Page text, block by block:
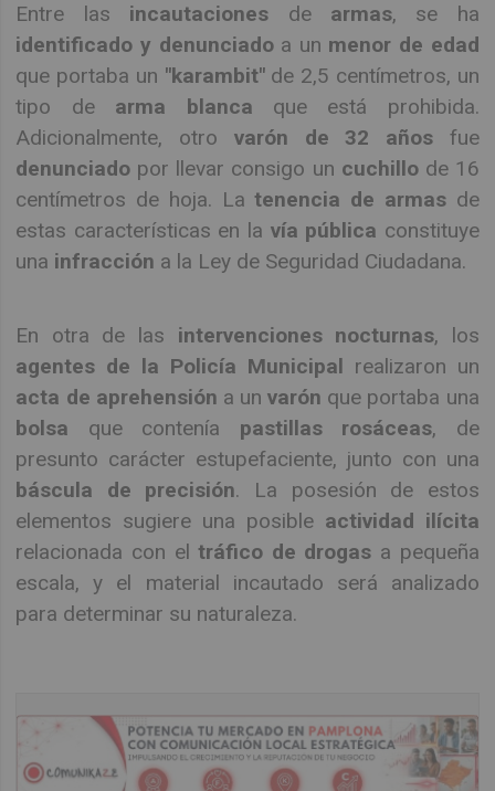
Entre las incautaciones de armas, se ha
identificado y denunciadoa un menor de edad
que portaba un "karambit"de 2,5 centímetros, un
tipo de arma blanca que está prohibida.
Adicionalmente, otro varón de 32 añosfue
denunciado por llevar consigo un cuchillode 16
centímetros de hoja. Latenencia de armasde
estas características en la vía pública constituye
una infracción a la Ley de Seguridad Ciudadana.
En otra de las intervenciones nocturnas, los
agentes de la Policía Municipal realizaron un
acta de aprehensión a unvarón que portaba una
bolsa que contenía pastillas rosáceas, de
presunto carácter estupefaciente, junto con una
báscula de precisión. La posesión de estos
elementos sugiere una posible actividad ilícita
relacionada con eltráfico de drogas a pequeña
escala, y el material incautado será analizado
para determinar su naturaleza.